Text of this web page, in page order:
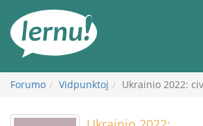
enhavo
Forumo Vidpunktoj Ukrainio 2022: